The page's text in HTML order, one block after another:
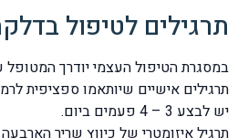
תרגילים לטיפול
במסגרת הטיפול העצמי יודרך המטופל
תרגילים אישיים שיותאמו ספציפית
יש לבצע 3 – 4 פעמים ביום.